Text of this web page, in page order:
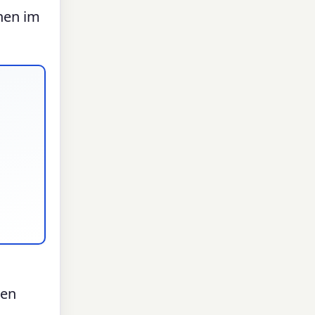
im